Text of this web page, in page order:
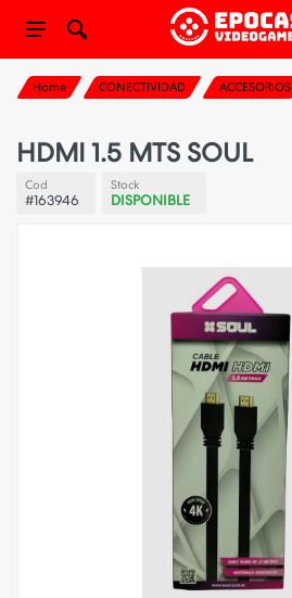
Home CONECTIVIDAD ACCESORIOS
HDMI 1.5 MTS SOUL
Cod
#163946
Stock
DISPONIBLE